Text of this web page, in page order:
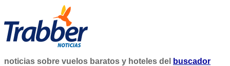
noticias sobre vuelos baratos y hoteles del
buscador